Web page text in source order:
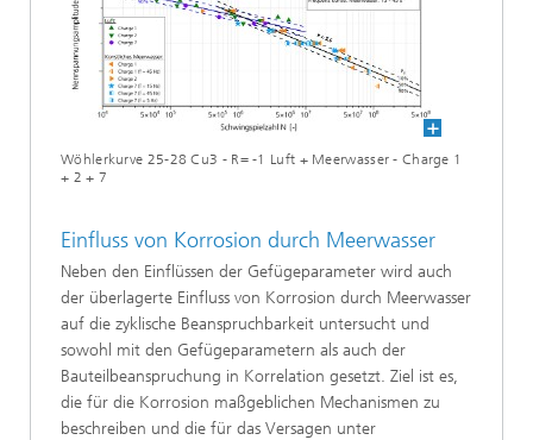
Wöhlerkurve 25-28 Cu3 - R= -1 Luft + Meerwasser - Charge 1
+ 2 + 7
Einfluss von Korrosion durch Meerwasser
Neben den Einflüssen der Gefügeparameter wird auch
der überlagerte Einfluss von Korrosion durch Meerwasser
auf die zyklische Beanspruchbarkeit untersucht und
sowohl mit den Gefügeparametern als auch der
Bauteilbeanspruchung in Korrelation gesetzt. Ziel ist es,
die für die Korrosion maßgeblichen Mechanismen zu
beschreiben und die für das Versagen unter